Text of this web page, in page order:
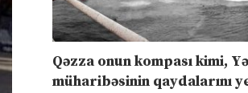
Qəzza onun kompası kimi,
müharibəsinin qaydalarını